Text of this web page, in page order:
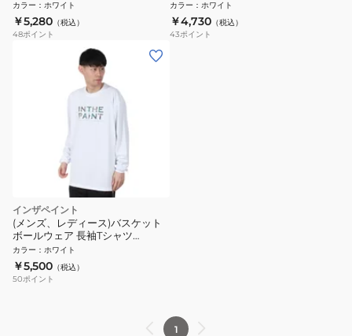
ャツ ITP25406WHT
カラー ： ホワイト
￥5,280 （税込）
48ポイント
ャツ ITP25434WHT/MNT
カラー ： ホワイト
￥4,730 （税込）
43ポイント
インザペイント
(メンズ、レディース)バスケット
ボールウェア 長袖Tシャツ
ITP24404WHT
カラー ： ホワイト
￥5,500 （税込）
50ポイント
1